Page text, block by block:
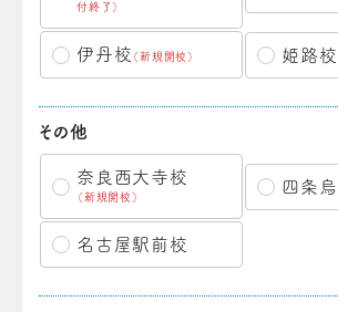
付終了）
伊丹校 （新規開校） 姫路校
その他
奈良西大寺校
（新規開校）
四条
名古屋駅前校